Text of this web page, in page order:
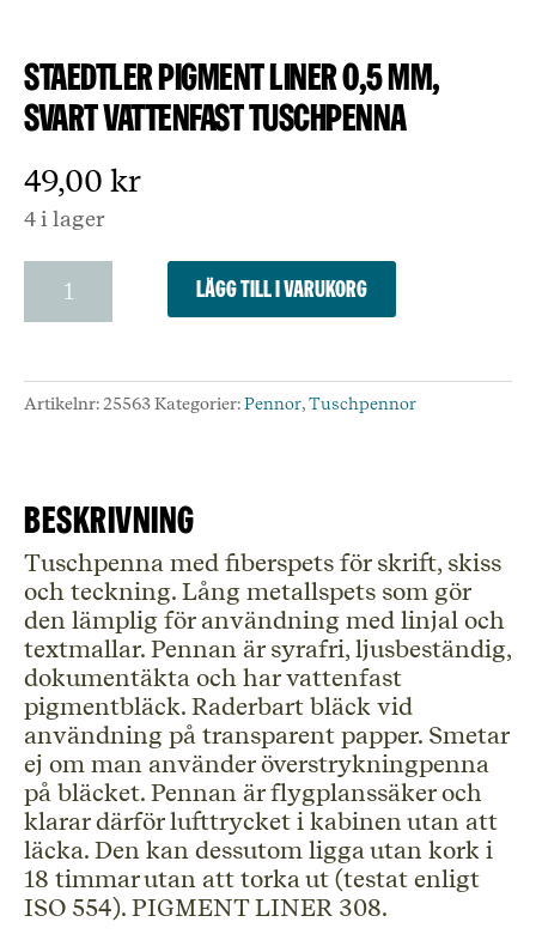
Staedtler Pigment liner 0,5 mm,
svart vattenfast tuschpenna
49,00 kr
4 i lager
Pigment
liner
mm,
svart
mängd
Lägg till i varukorg
Artikelnr: 25563Kategorier:Pennor,Tuschpennor
Beskrivning
Tuschpenna med fiberspets för skrift, skiss
och teckning. Lång metallspets som gör
den lämplig för användning med linjal och
textmallar. Pennan är syrafri, ljusbeständig,
dokumentäkta och har vattenfast
pigmentbläck. Raderbart bläck vid
användning på transparent papper. Smetar
ej om man använder överstrykningpenna
på bläcket. Pennan är flygplanssäker och
klarar därför lufttrycket i kabinen utan att
läcka. Den kan dessutom ligga utan kork i
18 timmar utan att torka ut (testat enligt
ISO 554). PIGMENT LINER 308.